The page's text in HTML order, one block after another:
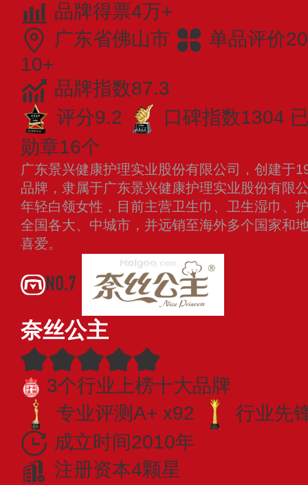
品牌得票4万+
广东省佛山市
单品评价
10+
品牌指数87.3
评分9.2
口碑指数1304
勋章16个
广东景兴健康护理实业股份有限公司，创建于
品牌，隶属于广东景兴健康护理实业股份有限
年轻白领女性，目前主营卫生巾、卫生湿巾、
全国各大、中城市，并远销至海外多个国家和
喜爱。
NO.7
奈丝公主
3个行业上榜十大品牌
专业评测A+ x92
行业先
成立时间2010年
注册资本4颗星